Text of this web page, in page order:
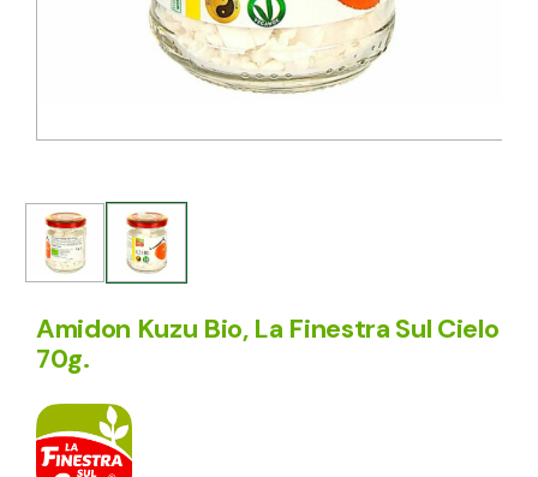
Amidon Kuzu Bio, La Finestra Sul Cielo
70g.